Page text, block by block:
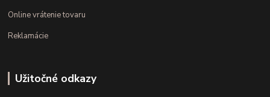
Online vrátenie tovaru
Reklamácie
Užitočné odkazy